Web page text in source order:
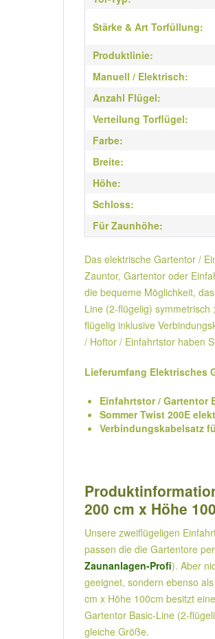
Stärke & Art Torfüllung:
Produktlinie:
Manuell / Elektrisch:
Anzahl Flügel:
Verteilung Torflügel:
Farbe:
Breite:
Höhe:
Schloss:
Für Zaunhöhe:
Das elektrische Gartentor /
Zauntor, Gartentor oder
die bequeme Möglichkeit,
Line (2-flügelig)
flügelig inklusive
/ Hoftor / Einfahrtstor haben
Lieferumfang Elektrisches
Einfahrtstor / Gartentor
Sommer Twist 200E
Verbindungskabelsatz
200 cm x Höhe
Unsere zweiflügeligen
passen die die Gartentore
Zaunanlagen-Profi). Aber
geeignet, sondern ebenso
cm x Höhe 100cm besitzt
Gartentor Basic-Line (2-
gleiche Größe.